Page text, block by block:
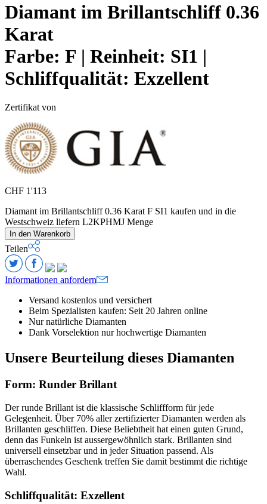
Diamant im Brillantschliff 0.36
Karat
Farbe: F | Reinheit: SI1 |
Schliffqualität: Exzellent
Zertifikat von
CHF 1'113
Diamant im Brillantschliff 0.36 Karat F SI1 kaufen und in die
Westschweiz liefern L2KPHMJ Menge
In den Warenkorb
Teilen
Informationen anfordern
Versand kostenlos und versichert
Beim Spezialisten kaufen: Seit 20 Jahren online
Nur natürliche Diamanten
Dank Vorselektion nur hochwertige Diamanten
Unsere Beurteilung dieses Diamanten
Form: Runder Brillant
Der runde Brillant ist die klassische Schliffform für jede
Gelegenheit. Über 70% aller zertifizierter Diamanten werden als
Brillanten geschliffen. Diese Beliebtheit hat einen guten Grund,
denn das Funkeln ist aussergewöhnlich stark. Brillanten sind
universell einsetzbar und in jeder Situation passend. Als
überraschendes Geschenk treffen Sie damit bestimmt die richtige
Wahl.
Schliffqualität: Exzellent